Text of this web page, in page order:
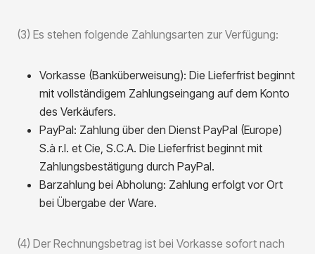
(3) Es stehen folgende Zahlungsarten zur Verfügung:
Vorkasse (Banküberweisung): Die Lieferfrist beginnt
mit vollständigem Zahlungseingang auf dem Konto
des Verkäufers.
PayPal: Zahlung über den Dienst PayPal (Europe)
S.à r.l. et Cie, S.C.A. Die Lieferfrist beginnt mit
Zahlungsbestätigung durch PayPal.
Barzahlung bei Abholung: Zahlung erfolgt vor Ort
bei Übergabe der Ware.
(4) Der Rechnungsbetrag ist bei Vorkasse sofort nach